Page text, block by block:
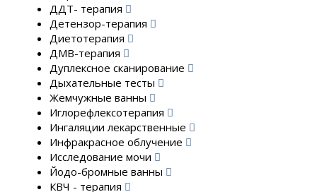
ДДТ- терапия
Детензор-терапия
Диетотерапия
ДМВ-терапия
Дуплексное сканирование
Дыхательные тесты
Жемчужные ванны
Иглорефлексотерапия
Ингаляции лекарственные
Инфракрасное облучение
Исследование мочи
Йодо-бромные ванны
КВЧ - терапия